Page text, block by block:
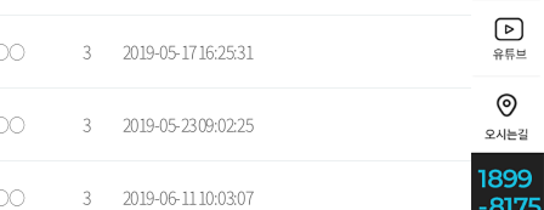
3 2019-05-17 16:25:31
3 2019-05-23 09:02:25
3 2019-06-11 10:03:07